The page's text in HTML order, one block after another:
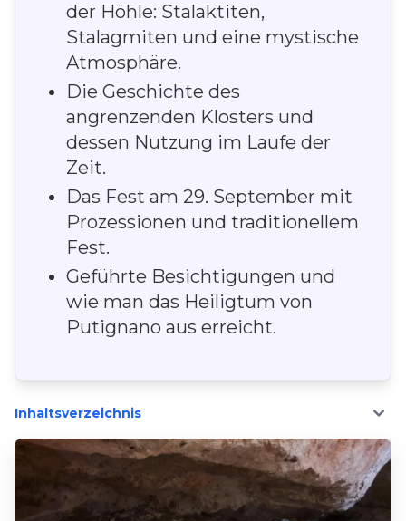
der Höhle: Stalaktiten,
Stalagmiten und eine mystische
Atmosphäre.
Die Geschichte des
angrenzenden Klosters und
dessen Nutzung im Laufe der
Zeit.
Das Fest am 29. September mit
Prozessionen und traditionellem
Fest.
Geführte Besichtigungen und
wie man das Heiligtum von
Putignano aus erreicht.
Inhaltsverzeichnis